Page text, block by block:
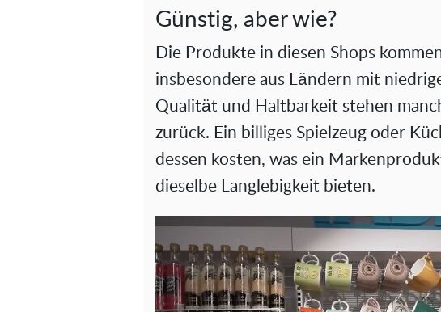
i
d
e
o
Günstig, aber wie?
Die Produkte in diesen Shops
insbesondere aus Ländern mit
Qualität und Haltbarkeit stehen
zurück. Ein billiges Spielzeug oder
dessen kosten, was ein
dieselbe Langlebigkeit bieten.